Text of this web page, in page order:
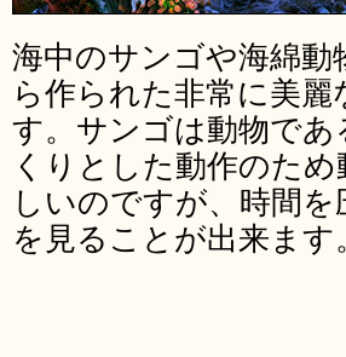
海中のサンゴや海綿
ら作られた非常に美
す。サンゴは動物で
くりとした動作のた
しいのですが、時間
を見ることが出来ます